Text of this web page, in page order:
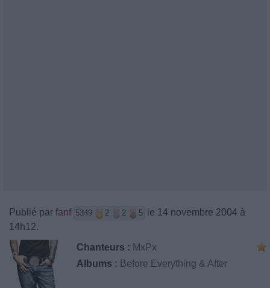
Publié par fanf 5349 2 2 5
le 14 novembre 2004 à
14h12.
Chanteurs : MxPx
Albums : Before Everything & After